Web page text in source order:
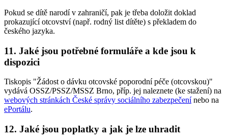
Pokud se dítě narodí v zahraničí, pak je třeba doložit doklad
prokazující otcovství (např. rodný list dítěte) s překladem do
českého jazyka.
11. Jaké jsou potřebné formuláře a kde jsou k
dispozici
Tiskopis "Žádost o dávku otcovské poporodní péče (otcovskou)"
vydává OSSZ/PSSZ/MSSZ Brno, příp. jej naleznete (ke stažení) na
webových stránkách České správy sociálního zabezpečenínebo na
ePortálu.
12. Jaké jsou poplatky a jak je lze uhradit